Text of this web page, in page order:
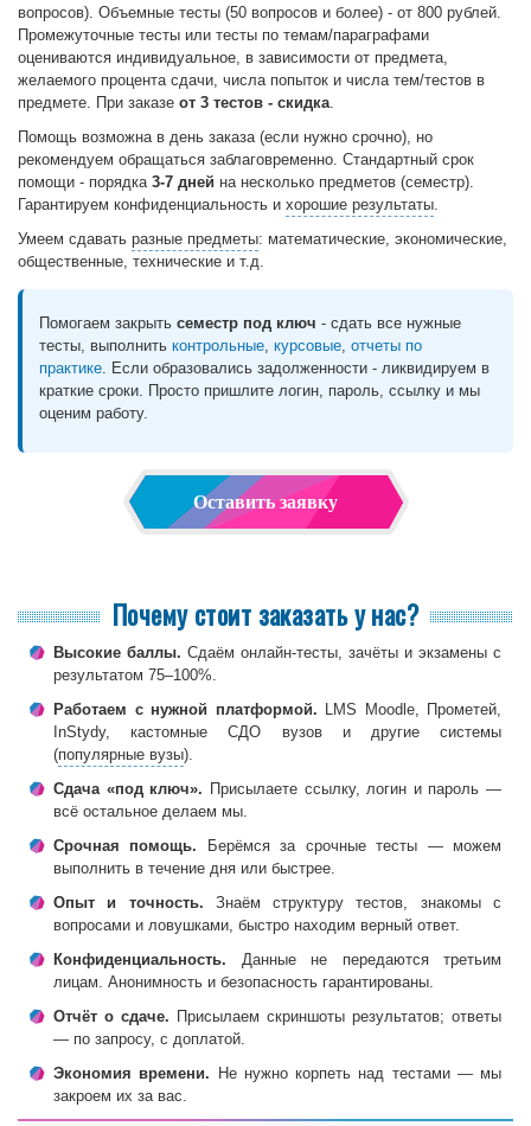
вопросов). Объемные тесты (50 вопросов и более) - от 800 рублей.
Промежуточные тесты или тесты по темам/параграфами
оцениваются индивидуальное, в зависимости от предмета,
желаемого процента сдачи, числа попыток и числа тем/тестов в
предмете. При заказе от 3 тестов - скидка
Помощь возможна в день заказа (если нужно срочно), но
рекомендуем обращаться заблаговременно. Стандартный срок
помощи - порядка 3-7 дней на несколько предметов (семестр).
Гарантируем конфиденциальность и хорошие результаты
Умеем сдавать разные предметы: математические, экономические,
общественные, технические и т.д.
Помогаем закрыть семестр под ключ - сдать все нужные
тесты, выполнить контрольные курсовые отчеты по
практике . Если образовались задолженности - ликвидируем в
краткие сроки. Просто пришлите логин, пароль, ссылку и мы
оценим работу.
Оставить заявку
Почему стоит заказать у нас?
Высокие баллы. Сдаём онлайн-тесты, зачёты и экзамены с
результатом 75–100%.
Работаем с нужной платформой. LMS Moodle, Прометей,
InStydy, кастомные СДО вузов и другие системы
(популярные вузы).
Сдача «под ключ». Присылаете ссылку, логин и пароль —
всё остальное делаем мы.
Срочная помощь. Берёмся за срочные тесты — можем
выполнить в течение дня или быстрее.
Опыт и точность. Знаём структуру тестов, знакомы с
вопросами и ловушками, быстро находим верный ответ.
Конфиденциальность. Данные не передаются третьим
лицам. Анонимность и безопасность гарантированы.
Отчёт о сдаче. Присылаем скриншоты результатов; ответы
— по запросу, с доплатой.
Экономия времени. Не нужно корпеть над тестами — мы
закроем их за вас.